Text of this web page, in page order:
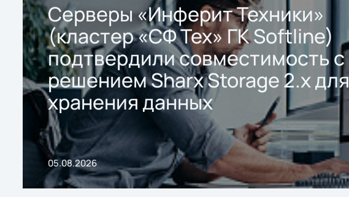
Серверы «Инферит Техники»
(кластер «СФ Тех» ГК Softline)
подтвердили совместимость с
решением Sharx Storage 2.x для
хранения данных
05.08.2026